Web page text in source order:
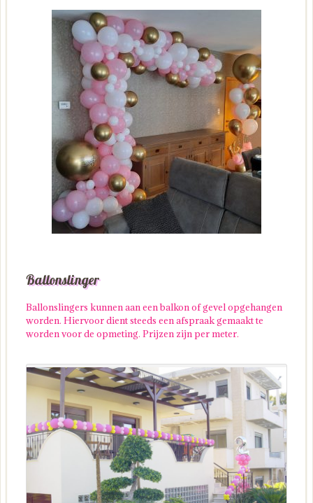
Ballonslinger
Ballonslingers kunnen aan een balkon of gevel opgehangen
worden. Hiervoor dient steeds een afspraak gemaakt te
worden voor de opmeting. Prijzen zijn per meter.